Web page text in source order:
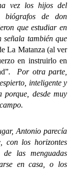
vez los hijos del
biógrafos de don
que estudiar en
también que
La Matanza (al ver
en instruirlo en
. Por otra parte,
inteligente y
porque, desde muy
Antonio parecía
con los horizontes
las menguadas
en casa, o los